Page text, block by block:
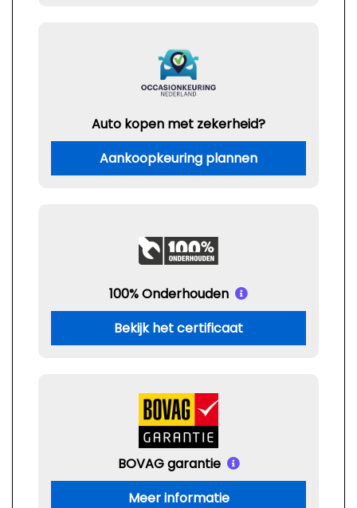
Auto kopen met zekerheid?
Aankoopkeuring plannen
100% Onderhouden
Bekijk het certificaat
BOVAG garantie
Meer informatie